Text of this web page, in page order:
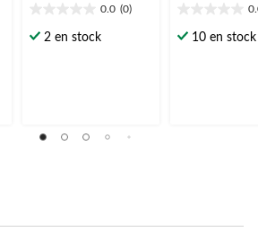
0.0 (0)
étoile(s)
2 en stock
étoile(s)
10 en stock